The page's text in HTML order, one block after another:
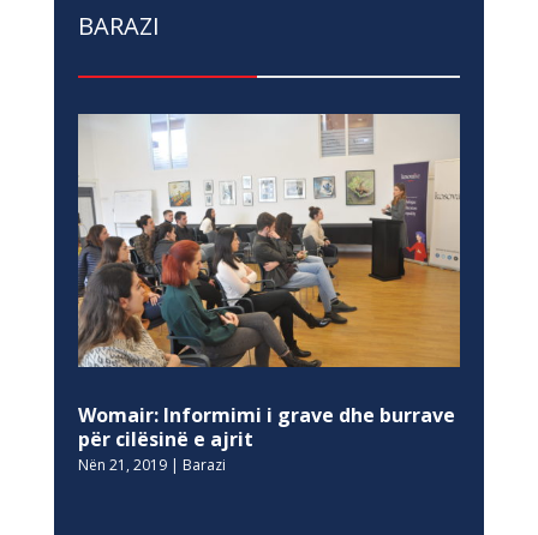
BARAZI
Womair: Informimi i grave dhe burrave
për cilësinë e ajrit
Nën 21, 2019| Barazi